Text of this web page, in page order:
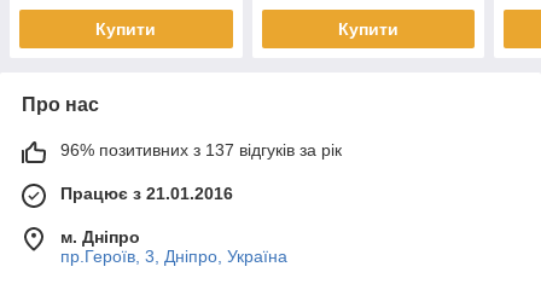
Купити Купити
Про нас
96% позитивних з 137 відгуків за рік
Працює з 21.01.2016
м. Дніпро
пр.Героїв, 3, Дніпро, Україна